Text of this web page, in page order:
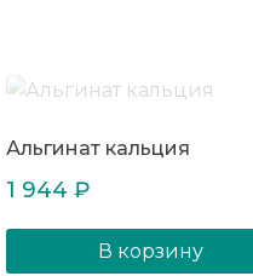
Альгинат кальция
1 944 ₽
В корзину